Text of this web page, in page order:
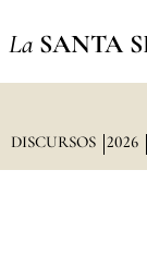
La SANTA
DISCURSOS 2026